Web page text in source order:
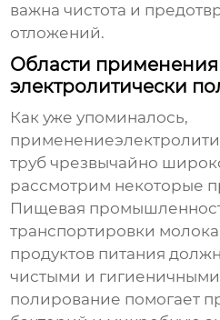
важна чистота и
отложений.
Области применения
электролитически
Как уже упоминалось,
применение
труб чрезвычайно
рассмотрим некоторые
Пищевая
транспортировки
продуктов питания
чистыми и
полирование помогает